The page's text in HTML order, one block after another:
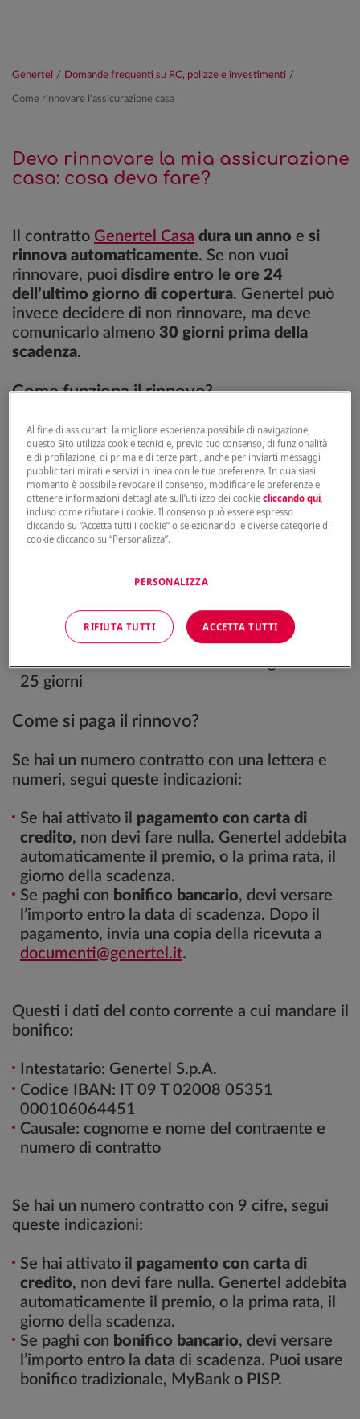
Genertel / Domande frequenti su RC, polizze e investimenti /
Come rinnovare l'assicurazione casa
Devo rinnovare la mia assicurazione
casa: cosa devo fare?
Il contratto Genertel Casa dura un anno e si
rinnova automaticamente. Se non vuoi
rinnovare, puoi disdire entro le ore 24
dell’ultimo giorno di copertura. Genertel può
invece decidere di non rinnovare, ma deve
comunicarlo almeno 30 giorni prima della
scadenza.
Come funziona il rinnovo?
Alla scadenza, il contratto si rinnova per un
altro annoalle stesse condizioni, a meno che
Genertel non modifica le condizioni di
assicurazione. In questo caso:
Riceverai la propostaalmeno 30 giorni prima
della scadenza
data di scadenza
scadenza originaria + 15 giorni
Se non paghi, il contrattosi chiude
automaticamentealla scadenza originaria +
25 giorni
Come si paga il rinnovo?
Se hai un numero contratto con una lettera e
numeri, segui queste indicazioni:
Se hai attivato il pagamento con carta di
credito, non devi fare nulla. Genertel addebita
automaticamente il premio, o la prima rata, il
giorno della scadenza.
Se paghi con bonifico bancario, devi versare
l’importo entro la data di scadenza. Dopo il
pagamento, invia una copia della ricevuta a
documenti@genertel.it.
Questi i dati del conto corrente a cui mandare il
bonifico:
Intestatario: Genertel S.p.A.
Codice IBAN: IT 09 T 02008 05351
000106064451
Causale: cognome e nome del contraente e
numero di contratto
Se hai un numero contratto con 9 cifre, segui
queste indicazioni:
Se hai attivato il pagamento con carta di
credito, non devi fare nulla. Genertel addebita
automaticamente il premio, o la prima rata, il
giorno della scadenza.
Se paghi con bonifico bancario, devi versare
l’importo entro la data di scadenza. Puoi usare
bonifico tradizionale, MyBank o PISP.
Al fine di assicurarti la migliore esperienza possibile di navigazione,
questo Sito utilizza cookie tecnici e, previo tuo consenso, di funzionalità
e di profilazione, di prima e di terze parti, anche per inviarti messaggi
pubblicitari mirati e servizi in linea con le tue preferenze. In qualsiasi
momento è possibile revocare il consenso, modificare le preferenze e
ottenere informazioni dettagliate sull’utilizzo dei cookiecliccando qui
incluso come rifiutare i cookie. Il consenso può essere espresso
cliccando su “Accetta tutti i cookie” o selezionando le diverse categorie di
cookie cliccando su “Personalizza”.
PERSONALIZZA
RIFIUTA TUTTI ACCETTA TUTTI